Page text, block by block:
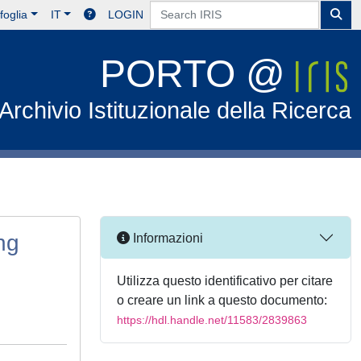
IT LOGIN
PORTO @
Istituzionale della Ricerca
Informazioni
Utilizza questo identificativo per citare
o creare un link a questo documento:
https://hdl.handle.net/11583/2839863